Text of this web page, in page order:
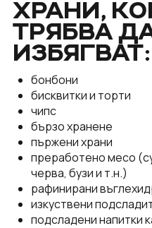
ХРАНИ,
ТРЯБВА
ИЗБЯГВАТ:
бонбони
бисквитки и торти
чипс
бързо хранене
пържени храни
преработено месо
черва, бузи и т.н.)
рафинирани
изкуствени
подсладени напитки